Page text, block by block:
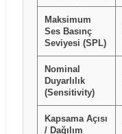
Maksimum
Ses Basınç
Seviyesi (SPL)
Nominal
Duyarlılık
(Sensitivity)
Kapsama Açısı
/ Dağılım